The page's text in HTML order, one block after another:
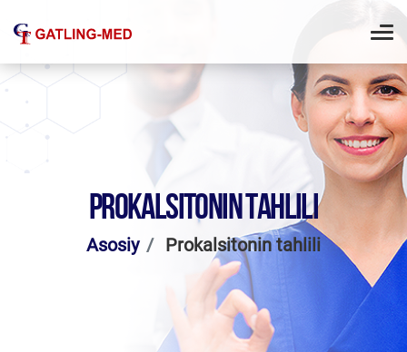
PROKALSITONIN TAHLILI
Asosiy Prokalsitonin tahlili